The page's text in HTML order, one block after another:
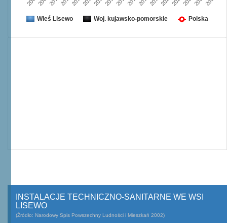
Wieś Lisewo Woj. kujawsko-pomorskie Polska
INSTALACJE TECHNICZNO-SANITARNE WE WSI
LISEWO
(Źródło: Narodowy Spis Powszechny Ludności i Mieszkań 2002)